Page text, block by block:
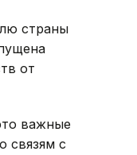
страны
от
важные
связям с